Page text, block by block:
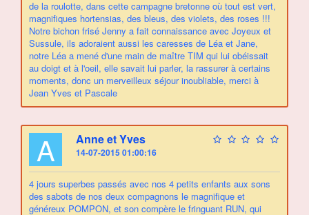
de la roulotte, dans cette campagne bretonne où tout est vert,
magnifiques hortensias, des bleus, des violets, des roses !!!
Notre bichon frisé Jenny a fait connaissance avec Joyeux et
Sussule, ils adoraient aussi les caresses de Léa et Jane,
notre Léa a mené d'une main de maître TIM qui lui obéissait
au doigt et à l'oeil, elle savait lui parler, la rassurer à certains
moments, donc un merveilleux séjour inoubliable, merci à
Jean Yves et Pascale
A Anne et Yves
14-07-2015 01:00:16
4 jours superbes passés avec nos 4 petits enfants aux sons
des sabots de nos deux compagnons le magnifique et
généreux POMPON, et son compère le fringuant RUN, qui